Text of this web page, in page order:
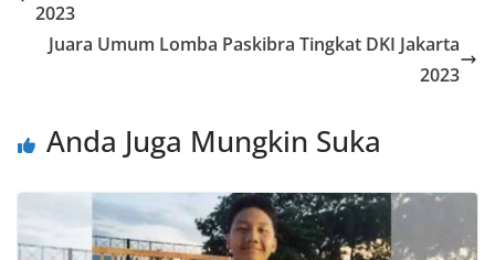
2023
Juara Umum Lomba Paskibra Tingkat DKI Jakarta
2023
Anda Juga Mungkin Suka